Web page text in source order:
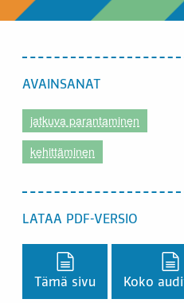
AVAINSANAT
jatkuva parantaminen
kehittäminen
LATAA PDF-VERSIO
Lataa PDF-versio,
Tämä sivu
Koko